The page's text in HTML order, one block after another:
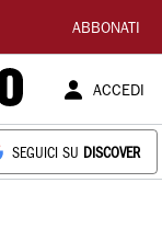
ABBONATI
ACCEDI
SEGUICI SU DISCOVER